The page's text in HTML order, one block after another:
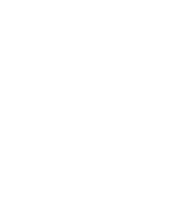
맞설 자체 억지력 강화